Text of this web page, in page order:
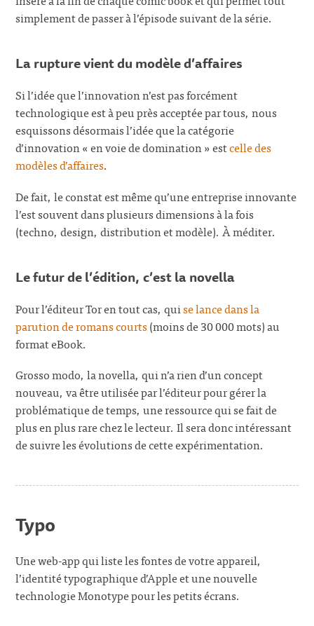
simplement de passer à l’épisode suivant de la série.
La rupture vient du modèle d’affaires
Si l’idée que l’innovation n’est pas forcément
technologique est à peu près acceptée par tous, nous
esquissons désormais l’idée que la catégorie
d’innovation « en voie de domination » estcelle des
modèles d’affaires.
De fait, le constat est même qu’une entreprise innovante
l’est souvent dans plusieurs dimensions à la fois
(techno, design, distribution et modèle). À méditer.
Le futur de l’édition, c’est la novella
Pour l’éditeur Tor en tout cas, quise lance dans la
parution de romans courts(moins de 30 000 mots) au
format eBook.
Grosso modo, la novella, qui n’a rien d’un concept
nouveau, va être utilisée par l’éditeur pour gérer la
problématique de temps, une ressource qui se fait de
plus en plus rare chez le lecteur. Il sera donc intéressant
de suivre les évolutions de cette expérimentation.
Typo
Une web-app qui liste les fontes de votre appareil,
l’identité typographique d’Apple et une nouvelle
technologie Monotype pour les petits écrans.